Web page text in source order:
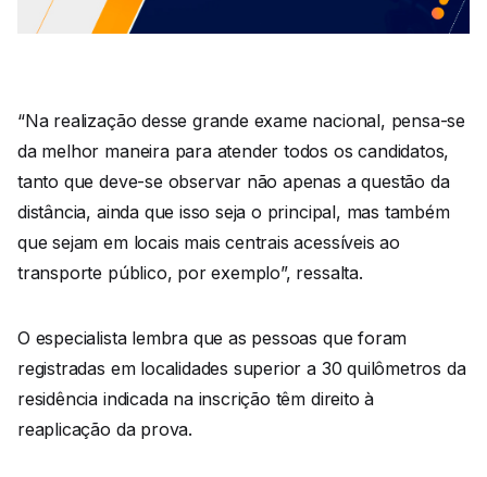
“Na realização desse grande exame nacional, pensa-se
da melhor maneira para atender todos os candidatos,
tanto que deve-se observar não apenas a questão da
distância, ainda que isso seja o principal, mas também
que sejam em locais mais centrais acessíveis ao
transporte público, por exemplo”, ressalta.
O especialista lembra que as pessoas que foram
registradas em localidades superior a 30 quilômetros da
residência indicada na inscrição têm direito à
reaplicação da prova.